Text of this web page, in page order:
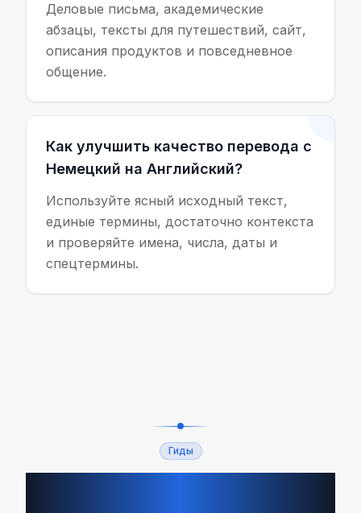
Деловые письма, академические
абзацы, тексты для путешествий, сайт,
описания продуктов и повседневное
общение.
Как улучшить качество перевода с
Немецкий на Английский?
Используйте ясный исходный текст,
единые термины, достаточно контекста
и проверяйте имена, числа, даты и
спецтермины.
Гиды